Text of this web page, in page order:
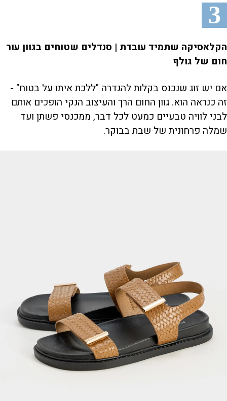
3
הקלאסיקה שתמיד עובדת | סנדלים שטוחים בגוון עור
חום של גולף
אם יש זוג שנכנס בקלות להגדרה "ללכת איתו על בטוח" -
זה כנראה הוא. גוון החום הרך והעיצוב הנקי הופכים אותם
לבני לוויה טבעיים כמעט לכל דבר, ממכנסי פשתן ועד
שמלה פרחונית של שבת בבוקר.